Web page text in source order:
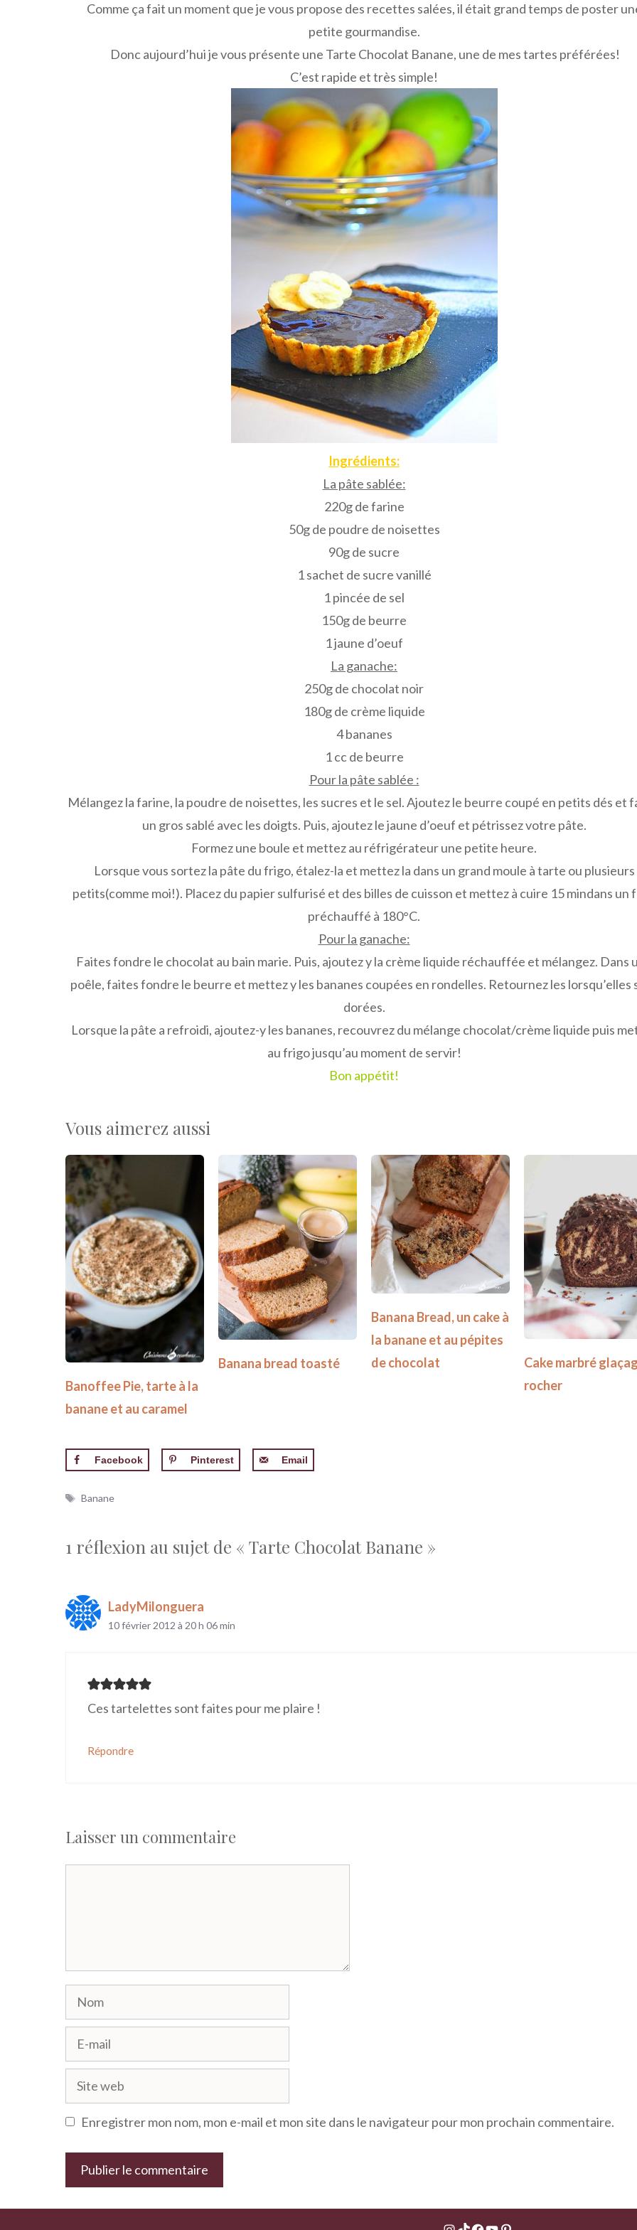
Comme ça fait un moment que je vous propose des recettes salées, il était grand temps de poster
petite gourmandise.
Donc aujourd’hui je vous présente une Tarte Chocolat Banane, une de mes tartes préférées!
C’est rapide et très simple!
Ingrédients:
La pâte sablée:
220g de farine
50g de poudre de noisettes
90g de sucre
1 sachet de sucre vanillé
1 pincée de sel
150g de beurre
1 jaune d’oeuf
La ganache:
250g de chocolat noir
180g de crème liquide
4 bananes
1 cc de beurre
Pour la pâte sablée :
Mélangez la farine, la poudre de noisettes, les sucres et le sel. Ajoutez le beurre coupé en petits dés et
un gros sablé avec les doigts. Puis, ajoutez le jaune d’oeuf et pétrissez votre pâte.
Formez une boule et mettez au réfrigérateur une petite heure.
Lorsque vous sortez la pâte du frigo, étalez-la et mettez la dans un grand moule à tarte ou plusieurs
petits(comme moi!). Placez du papier sulfurisé et des billes de cuisson et mettez à cuire 15 mindans un
préchauffé à 180°C.
Pour la ganache:
Faites fondre le chocolat au bain marie. Puis, ajoutez y la crème liquide réchauffée et mélangez. Dans
poêle, faites fondre le beurre et mettez y les bananes coupées en rondelles. Retournez les lorsqu’elles
dorées.
Lorsque la pâte a refroidi, ajoutez-y les bananes, recouvrez du mélange chocolat/crème liquide puis
au frigo jusqu’au moment de servir!
Bon appétit!
Vous aimerez aussi
Banoffee Pie, tarte à la
banane et au caramel
Banana bread toasté
Banana Bread, un cake à
la banane et au pépites
de chocolat
Cake marbré
rocher
Facebook Pinterest Email
Étiquettes
Banane
1 réflexion au sujet de « Tarte Chocolat Banane »
LadyMilonguera
10 février 2012 à 20 h 06 min
Ces tartelettes sont faites pour me plaire !
Répondre
Laisser un commentaire
Nom
mail
Site
web
Enregistrer mon nom, mon e-mail et mon site dans le navigateur pour mon prochain commentaire.